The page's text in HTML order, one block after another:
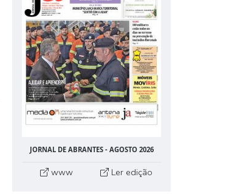
JORNAL DE ABRANTES - AGOSTO 2026
www Ler edição